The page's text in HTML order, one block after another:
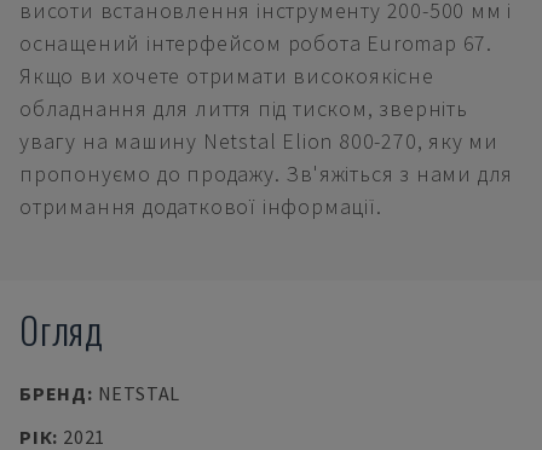
висоти встановлення інструменту 200-500 мм і
оснащений інтерфейсом робота Euromap 67.
Якщо ви хочете отримати високоякісне
обладнання для лиття під тиском, зверніть
увагу на машину Netstal Elion 800-270, яку ми
пропонуємо до продажу. Зв'яжіться з нами для
отримання додаткової інформації.
Огляд
БРЕНД: NETSTAL
РІК: 2021